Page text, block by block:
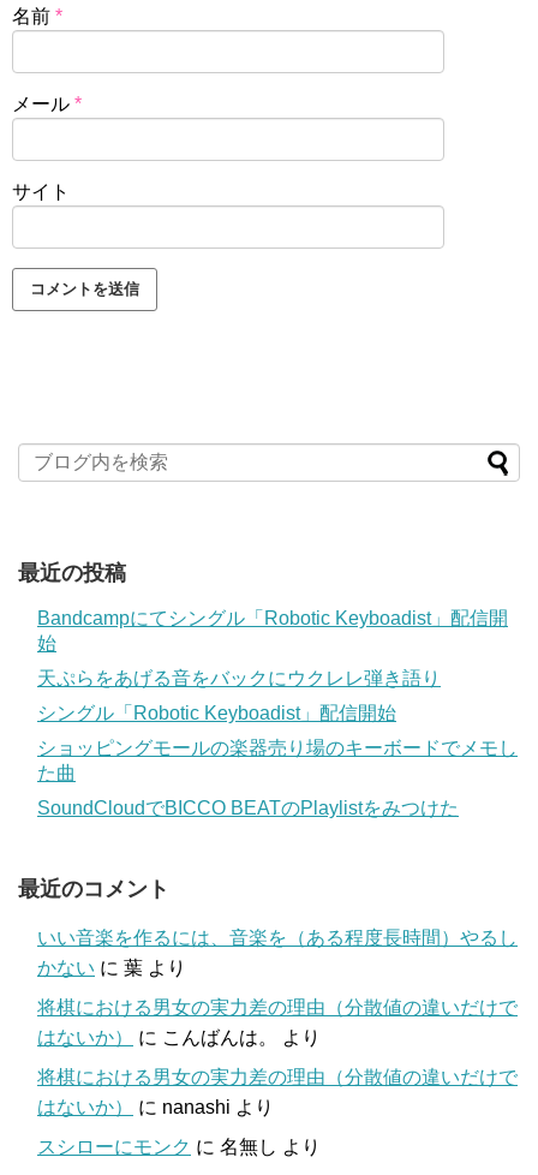
名前 *
メール *
サイト
最近の投稿
Bandcampにてシングル「Robotic Keyboadist」配信開
始
天ぷらをあげる音をバックにウクレレ弾き語り
シングル「Robotic Keyboadist」配信開始
ショッピングモールの楽器売り場のキーボードでメモし
た曲
SoundCloudでBICCO BEATのPlaylistをみつけた
最近のコメント
いい音楽を作るには、音楽を（ある程度長時間）やるし
かない に 葉 より
将棋における男女の実力差の理由（分散値の違いだけで
はないか）
に こんばんは。
より
将棋における男女の実力差の理由（分散値の違いだけで
はないか）
に nanashi より
スシローにモンク に 名無し より